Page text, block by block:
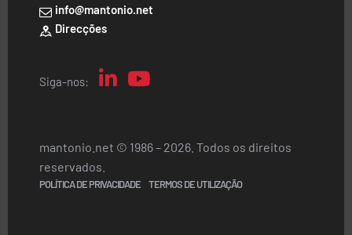
info@mantonio.net
Direcções
Siga-nos:
mantonio.net © 1986 – 2026. Todos os direitos
reservados.
POLÍTICA DE PRIVACIDADE TERMOS DE UTILIZAÇÃO